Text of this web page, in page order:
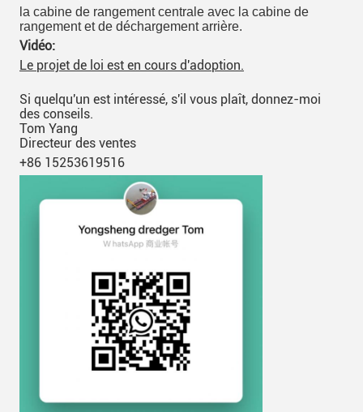
la cabine de rangement centrale avec la cabine de
rangement et de déchargement arrière.
Vidéo:
Le projet de loi est en cours d'adoption.
Si quelqu'un est intéressé, s'il vous plaît, donnez-moi
des conseils.
Tom Yang
Directeur des ventes
+86 15253619516